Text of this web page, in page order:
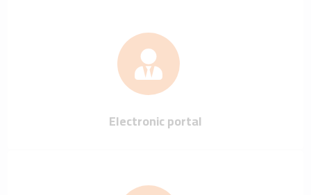
Electronic portal